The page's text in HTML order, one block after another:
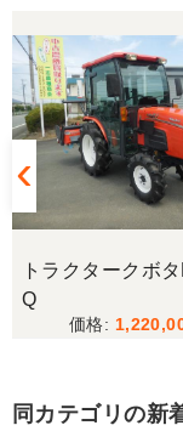
山梨県／伊
引き取り
待ってい
山梨県／
メールの
からキャ
うござい
トラクタークボ
Q
同カテゴリの新